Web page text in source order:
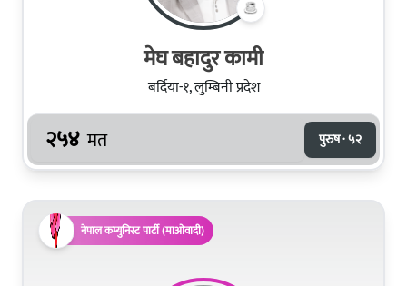
मेघ बहादुर कामी
बर्दिया-१, लुम्बिनी प्रदेश
२५४ मत पुरुष · ५२
नेपाल कम्युनिस्ट पार्टी (माओवादी)